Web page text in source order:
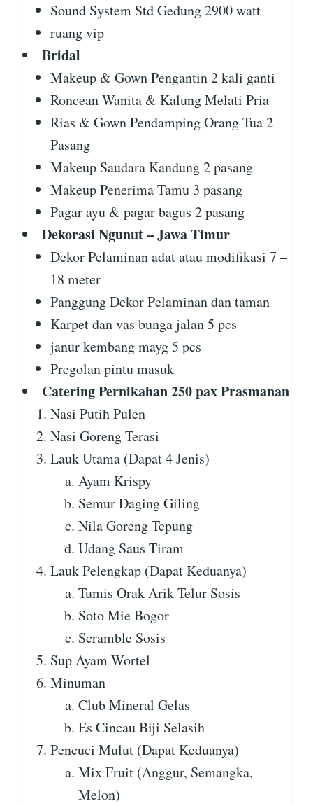
Sound System Std Gedung 2900 watt
ruang vip
Bridal
Makeup & Gown Pengantin 2 kali ganti
Roncean Wanita & Kalung Melati Pria
Rias & Gown Pendamping Orang Tua 2
Pasang
Makeup Saudara Kandung 2 pasang
Makeup Penerima Tamu 3 pasang
Pagar ayu & pagar bagus 2 pasang
Dekorasi Ngunut – Jawa Timur
Dekor Pelaminan adat atau modifikasi 7 –
18 meter
Panggung Dekor Pelaminan dan taman
Karpet dan vas bunga jalan 5 pcs
janur kembang mayg 5 pcs
Pregolan pintu masuk
Catering Pernikahan 250 pax Prasmanan
Nasi Putih Pulen
Nasi Goreng Terasi
Lauk Utama (Dapat 4 Jenis)
Ayam Krispy
Semur Daging Giling
Nila Goreng Tepung
Udang Saus Tiram
Lauk Pelengkap (Dapat Keduanya)
Tumis Orak Arik Telur Sosis
Soto Mie Bogor
Scramble Sosis
Sup Ayam Wortel
Minuman
Club Mineral Gelas
Es Cincau Biji Selasih
Pencuci Mulut (Dapat Keduanya)
Mix Fruit (Anggur, Semangka,
Melon)